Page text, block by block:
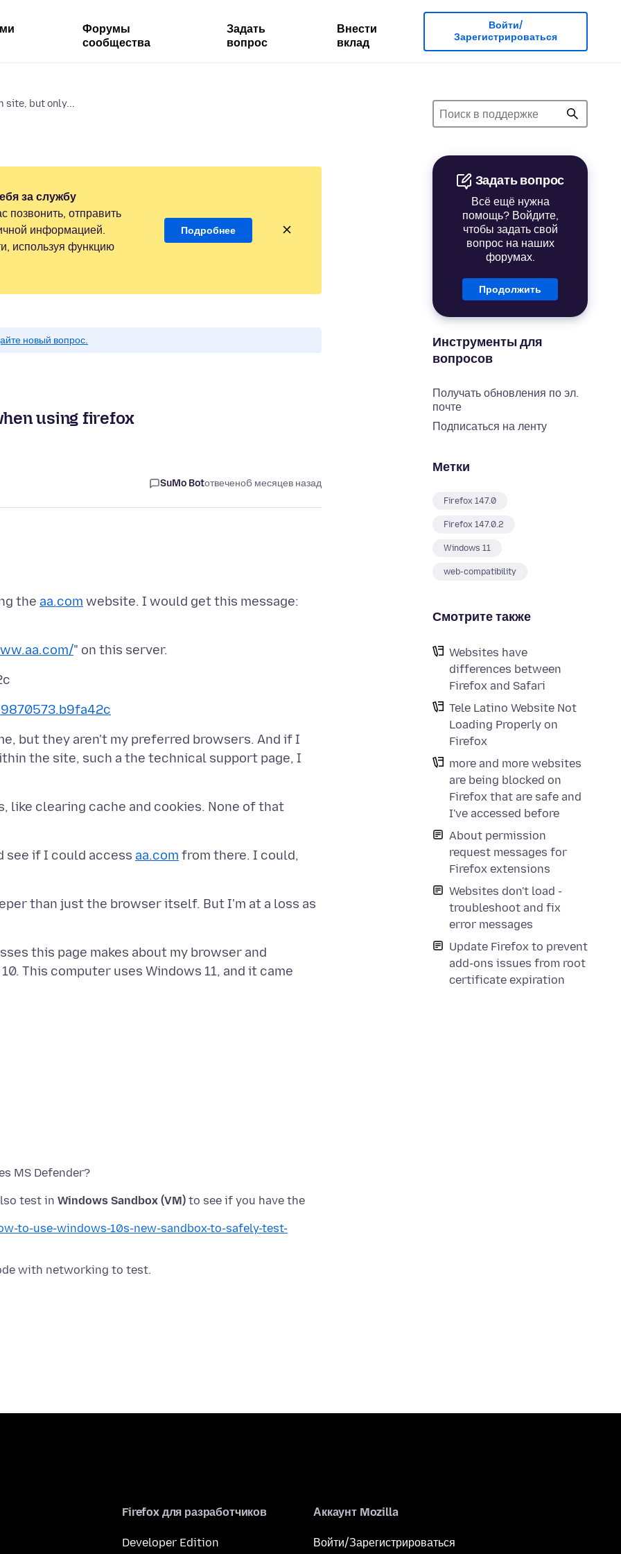
Форумы
сообщества
Задать
вопрос
Внести
вклад
Войти/
Зарегистрироваться
site, but only...
Задать вопрос
Всё ещё нужна
помощь? Войдите,
чтобы задать свой
вопрос на наших
форумах.
Продолжить
Инструменты для
вопросов
Получать обновления по эл.
почте
Подписаться на ленту
Метки
Firefox 147.0
Firefox 147.0.2
Windows 11
web-compatibility
Смотрите также
Websites have
differences between
Firefox and Safari
Tele Latino Website Not
Loading Properly on
Firefox
more and more websites
are being blocked on
Firefox that are safe and
I've accessed before
About permission
request messages for
Firefox extensions
Websites don't load -
troubleshoot and fix
error messages
Update Firefox to prevent
add-ons issues from root
certificate expiration
за службу
позвонить, отправить
информацией.
используя функцию
Подробнее
новый вопрос.
using firefox
SuMo Botотвечено6 месяцев назад
the aa.com
but they aren't my preferred browsers. And if I
the site, such a the technical support page, I
clearing cache and cookies. None of that
see if I could access aa.com from there. I could,
than just the browser itself. But I'm at a loss as
this page makes about my browser and
This computer uses Windows 11, and it came
MS Defender?
test in Windows Sandbox (VM) to see if you have the
to-use-windows-10s-new-sandbox-to-safely-test-
Firefox для разработчиков
Developer Edition
Аккаунт Mozilla
Войти/Зарегистрироваться